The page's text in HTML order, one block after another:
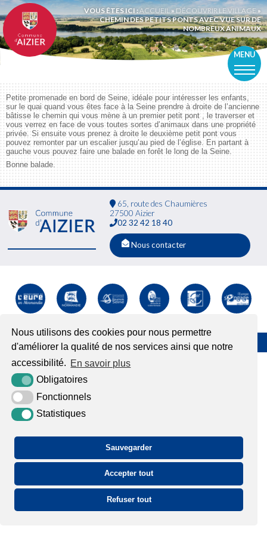
Nous utilisons des cookies pour nous permettre
d'améliorer la qualité de nos services ainsi que notre
accessibilité. En savoir plus
Obligatoires
Fonctionnels
Statistiques
Sauvegarder
Accepter tout
Refuser tout
VOUS ÊTES ICI :ACCUEIL » DÉCOUVRIR LE VILLAGE »
CHEMIN DES PETITS PONTS AVEC VUE SUR DE
NOMBREUX ANIMAUX
MENU
Petite promenade en bord de Seine, idéale pour intéresser les enfants,
sur le quai quand vous êtes face à la Seine prendre à droite de l’ancienne
bâtisse le chemin qui vous mène à un premier petit pont , le traverser et
vous verrez en face de vous toutes sortes d’animaux dans une propriété
privée. Si ensuite vous prenez à droite le deuxième petit pont vous
pouvez remonter par un escalier jusqu’au pied de l’église. En partant à
gauche vous pouvez faire une balade en forêt le long de la Seine.
Bonne balade.
65, route des Chaumières
27500 Aizier
02 32 42 18 40
Nous contacter
Plan du site Mentions légales Accessibilité Krea3